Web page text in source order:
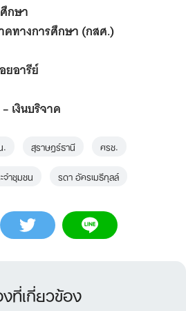
กษา
คทางการศึกษา (กสศ.)
ยอารีย์
เงินบริจาค
. สุราษฎร์ธานี
ศรช.
จำชุมชน
รดา อัครเมธีกุลล์
งที่เกี่ยวข้อง